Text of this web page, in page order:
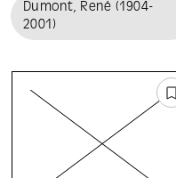
Dumont, René (1904-
2001)